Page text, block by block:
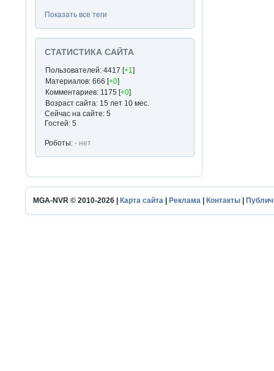
Показать все теги
СТАТИСТИКА САЙТА
Пользователей: 4417 [+1]
Материалов: 666 [+0]
Комментариев: 1175 [+0]
Возраст сайта: 15 лет 10 мес.
Сейчас на сайте: 5
Гостей: 5
Роботы:- нет
MGA-NVR © 2010-2026 | Карта сайта Реклама Контакты